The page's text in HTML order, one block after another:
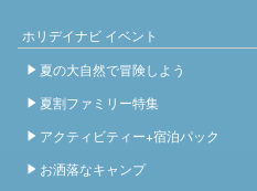
ホリデイナビ イベント
夏の大自然で冒険しよう
夏割ファミリー特集
アクティビティー+宿泊パック
お洒落なキャンプ